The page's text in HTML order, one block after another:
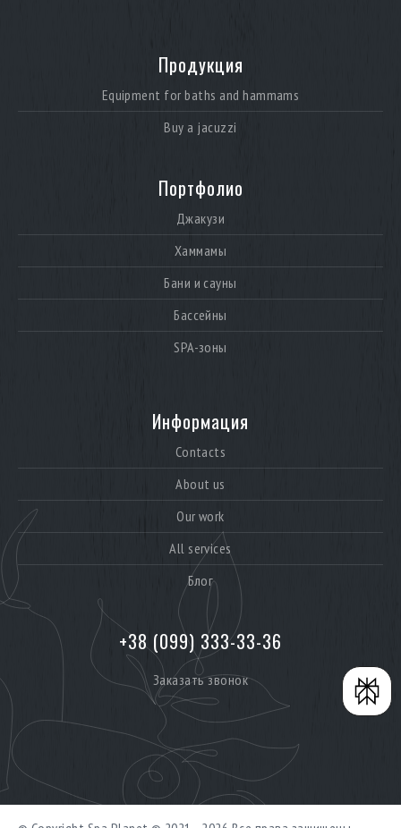
Продукция
Equipment for baths and hammams
Buy a jacuzzi
Портфолио
Джакузи
Хаммамы
Бани и сауны
Бассейны
SPA-зоны
Информация
Contacts
About us
Our work
All services
Блог
+38 (099) 333-33-36
Заказать звонок